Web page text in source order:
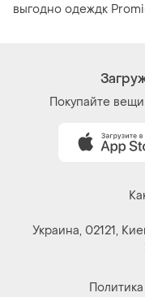
выгодно одеждк
Покупайте
Украина, 02121,